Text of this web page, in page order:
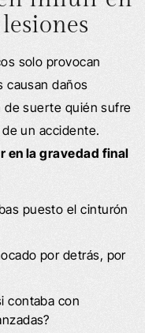
solo provocan
causan daños
de suerte quién sufre
un accidente.
en la gravedad final
puesto el cinturón
por detrás, por
contaba con